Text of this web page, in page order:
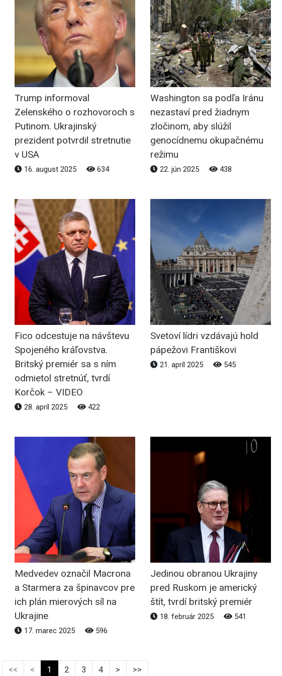
Trump informoval
Zelenského o rozhovoroch s
Putinom. Ukrajinský
prezident potvrdil stretnutie
v USA
16. august 2025 634
Washington sa podľa Iránu
nezastaví pred žiadnym
zločinom, aby slúžil
genocídnemu okupačnému
režimu
22. jún 2025 438
Fico odcestuje na návštevu
Spojeného kráľovstva.
Britský premiér sa s ním
odmietol stretnúť, tvrdí
Korčok – VIDEO
28. apríl 2025 422
Svetoví lídri vzdávajú hold
pápežovi Františkovi
21. apríl 2025 545
Medvedev označil Macrona
a Starmera za špinavcov pre
ich plán mierových síl na
Ukrajine
17. marec 2025 596
Jedinou obranou Ukrajiny
pred Ruskom je americký
štít, tvrdí britský premiér
18. február 2025 541
<< < 1 2 3 4 > >>